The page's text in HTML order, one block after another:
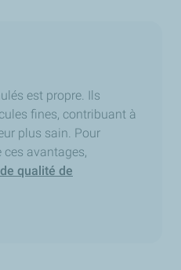
est propre. Ils
fines, contribuant à
plus sain. Pour
ces avantages,
qualité de